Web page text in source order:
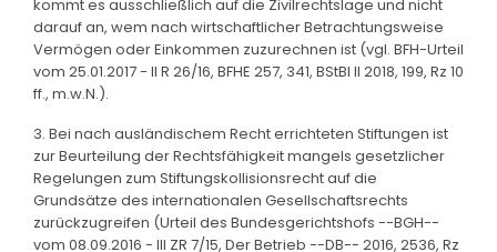
kommt es ausschließlich auf die Zivilrechtslage und nicht
darauf an, wem nach wirtschaftlicher Betrachtungsweise
Vermögen oder Einkommen zuzurechnen ist (vgl. BFH-Urteil
vom 25.01.2017 - II R 26/16, BFHE 257, 341, BStBl II 2018, 199, Rz 10
ff., m.w.N.).
3. Bei nach ausländischem Recht errichteten Stiftungen ist
zur Beurteilung der Rechtsfähigkeit mangels gesetzlicher
Regelungen zum Stiftungskollisionsrecht auf die
Grundsätze des internationalen Gesellschaftsrechts
zurückzugreifen (Urteil des Bundesgerichtshofs --BGH--
vom 08.09.2016 - III ZR 7/15, Der Betrieb --DB-- 2016, 2536, Rz